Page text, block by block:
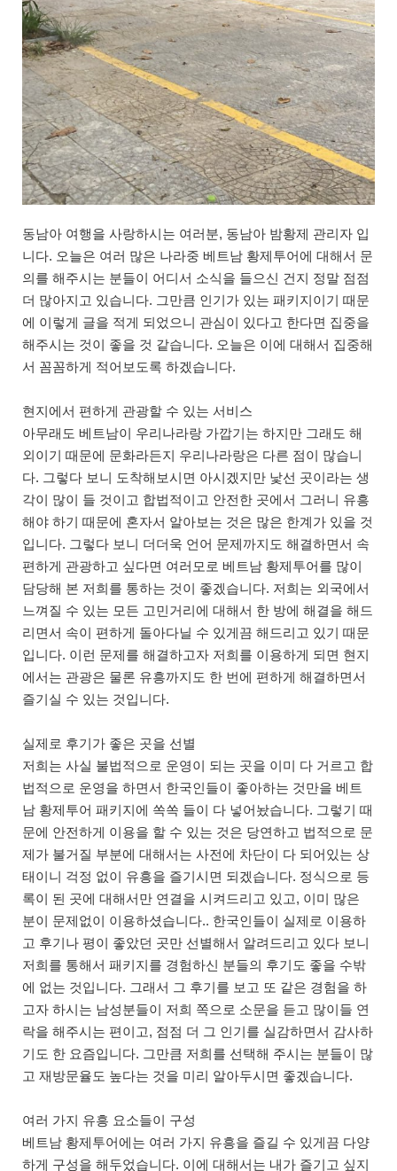
동남아 여행을 사랑하시는 여러분, 동남아 밤황제 관리자 입
니다. 오늘은 여러 많은 나라중 베트남 황제투어에 대해서 문
의를 해주시는 분들이 어디서 소식을 들으신 건지 정말 점점
더 많아지고 있습니다. 그만큼 인기가 있는 패키지이기 때문
에 이렇게 글을 적게 되었으니 관심이 있다고 한다면 집중을
해주시는 것이 좋을 것 같습니다. 오늘은 이에 대해서 집중해
서 꼼꼼하게 적어보도록 하겠습니다.
현지에서 편하게 관광할 수 있는 서비스
아무래도 베트남이 우리나라랑 가깝기는 하지만 그래도 해
외이기 때문에 문화라든지 우리나라랑은 다른 점이 많습니
다. 그렇다 보니 도착해보시면 아시겠지만 낯선 곳이라는 생
각이 많이 들 것이고 합법적이고 안전한 곳에서 그러니 유흥
해야 하기 때문에 혼자서 알아보는 것은 많은 한계가 있을 것
입니다. 그렇다 보니 더더욱 언어 문제까지도 해결하면서 속
편하게 관광하고 싶다면 여러모로 베트남 황제투어를 많이
담당해 본 저희를 통하는 것이 좋겠습니다. 저희는 외국에서
느껴질 수 있는 모든 고민거리에 대해서 한 방에 해결을 해드
리면서 속이 편하게 돌아다닐 수 있게끔 해드리고 있기 때문
입니다. 이런 문제를 해결하고자 저희를 이용하게 되면 현지
에서는 관광은 물론 유흥까지도 한 번에 편하게 해결하면서
즐기실 수 있는 것입니다.
실제로 후기가 좋은 곳을 선별
저희는 사실 불법적으로 운영이 되는 곳을 이미 다 거르고 합
법적으로 운영을 하면서 한국인들이 좋아하는 것만을 베트
남 황제투어 패키지에 쏙쏙 들이 다 넣어놨습니다. 그렇기 때
문에 안전하게 이용을 할 수 있는 것은 당연하고 법적으로 문
제가 불거질 부분에 대해서는 사전에 차단이 다 되어있는 상
태이니 걱정 없이 유흥을 즐기시면 되겠습니다. 정식으로 등
록이 된 곳에 대해서만 연결을 시켜드리고 있고, 이미 많은
분이 문제없이 이용하셨습니다.. 한국인들이 실제로 이용하
고 후기나 평이 좋았던 곳만 선별해서 알려드리고 있다 보니
저희를 통해서 패키지를 경험하신 분들의 후기도 좋을 수밖
에 없는 것입니다. 그래서 그 후기를 보고 또 같은 경험을 하
고자 하시는 남성분들이 저희 쪽으로 소문을 듣고 많이들 연
락을 해주시는 편이고, 점점 더 그 인기를 실감하면서 감사하
기도 한 요즘입니다. 그만큼 저희를 선택해 주시는 분들이 많
고 재방문율도 높다는 것을 미리 알아두시면 좋겠습니다.
여러 가지 유흥 요소들이 구성
베트남 황제투어에는 여러 가지 유흥을 즐길 수 있게끔 다양
하게 구성을 해두었습니다. 이에 대해서는 내가 즐기고 싶지